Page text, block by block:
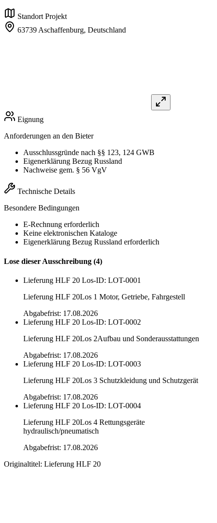
Standort Projekt
63739 Aschaffenburg, Deutschland
Eignung
Anforderungen an den Bieter
Ausschlussgründe nach §§ 123, 124 GWB
Eigenerklärung Bezug Russland
Nachweise gem. § 56 VgV
Technische Details
Besondere Bedingungen
E-Rechnung erforderlich
Keine elektronischen Kataloge
Eigenerklärung Bezug Russland erforderlich
Lose dieser Ausschreibung (4)
Lieferung HLF 20 Los-ID: LOT-0001
Lieferung HLF 20Los 1 Motor, Getriebe, Fahrgestell
Abgabefrist: 17.08.2026
Lieferung HLF 20 Los-ID: LOT-0002
Lieferung HLF 20Los 2Aufbau und Sonderausstattungen
Abgabefrist: 17.08.2026
Lieferung HLF 20 Los-ID: LOT-0003
Lieferung HLF 20Los 3 Schutzkleidung und Schutzgerät
Abgabefrist: 17.08.2026
Lieferung HLF 20 Los-ID: LOT-0004
Lieferung HLF 20Los 4 Rettungsgeräte
hydraulisch/pneumatisch
Abgabefrist: 17.08.2026
Originaltitel: Lieferung HLF 20